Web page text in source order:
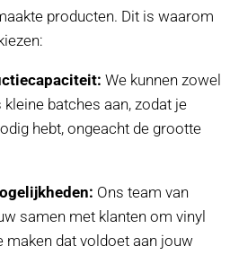
producten. Dit is waarom
We kunnen zowel
batches aan, zodat je
hebt, ongeacht de grootte
Ons team van
samen met klanten om vinyl
maken dat voldoet aan jouw